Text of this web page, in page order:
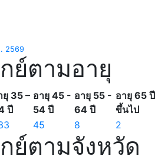
2569
ย์ตามอายุ
ยุ 35 –
ปี
อายุ 45 -
54 ปี
อายุ 55 -
64 ปี
อายุ 65 ปี
ขึ้นไป
45 8 2
ย์ตามจังหวัด